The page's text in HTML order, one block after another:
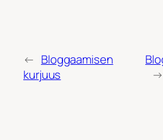
← Bloggaamisen
kurjuus
→